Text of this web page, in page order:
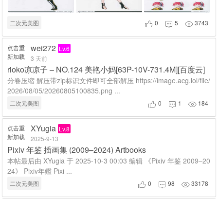
二次元美图  0  5 3743
点击重
新加载
wei272 Lv.6
3 天前
rioko凉凉子 – NO.124 美艳小妈[63P-10V-731.4M][百度云]
分卷压缩 解压带zip标识文件即可全部解压 https://image.acg.lol/file/
2026/08/05/20260805100835.png ...
二次元美图  0  1  184
点击重
新加载
XYugia Lv.8
2025-9-13
Pixiv 年鉴 插画集 (2009–2024) Artbooks
本帖最后由 XYugia 于 2025-10-3 00:03 编辑 《Pixiv 年鉴 2009–20
24》 Pixiv年鑑 Pixi ...
二次元美图  0  98 33178